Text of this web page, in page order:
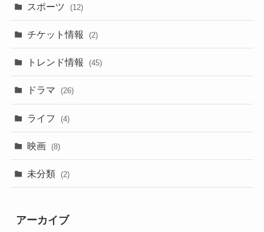
スポーツ (12)
チケット情報 (2)
トレンド情報 (45)
ドラマ (26)
ライフ (4)
映画 (8)
未分類 (2)
アーカイブ